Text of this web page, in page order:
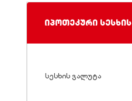
იპოთეკური
სესხის ვალუტა